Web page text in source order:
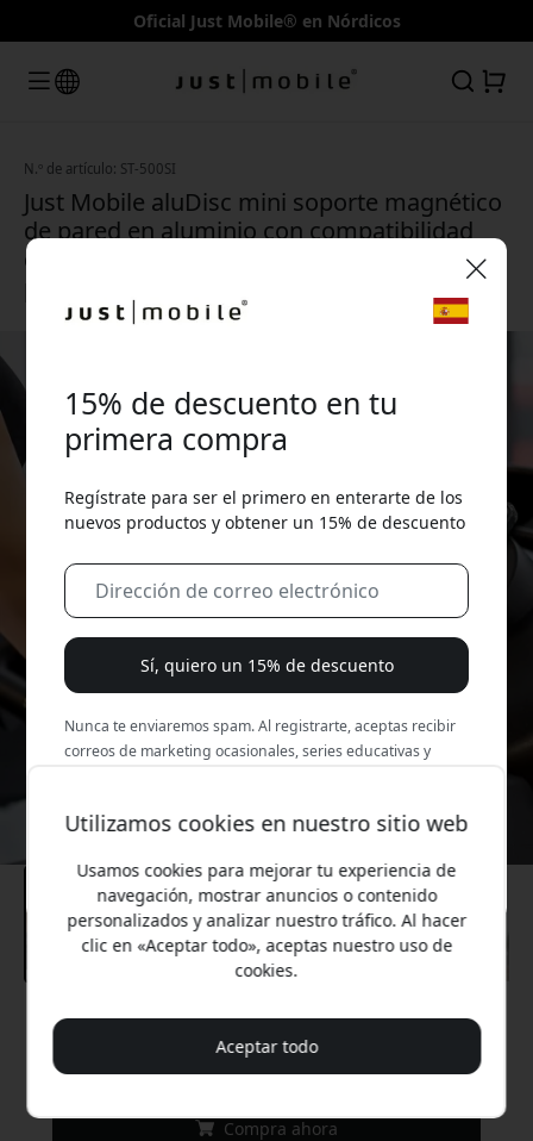
Oficial Just Mobile® en Nórdicos
N.º de artículo: ST-500SI
Just Mobile aluDisc mini soporte magnético
de pared en aluminio con compatibilidad
con MagSafe para smartphones de hasta 8
Precio recomendado
49.99 EUR
Compra ahora
Utilizamos cookies en nuestro sitio web
Usamos cookies para mejorar tu experiencia de
navegación, mostrar anuncios o contenido
personalizados y analizar nuestro tráfico. Al hacer
clic en «Aceptar todo», aceptas nuestro uso de
cookies.
Aceptar todo
15% de descuento en tu
primera compra
Regístrate para ser el primero en enterarte de los
nuevos productos y obtener un 15% de descuento
Sí, quiero un 15% de descuento
Nunca te enviaremos spam. Al registrarte, aceptas recibir
correos de marketing ocasionales, series educativas y
No, prefiero pagar el precio completo.
🎉 Tu código de descuento:
Usa este código en la caja para obtener 15% de
descuento.